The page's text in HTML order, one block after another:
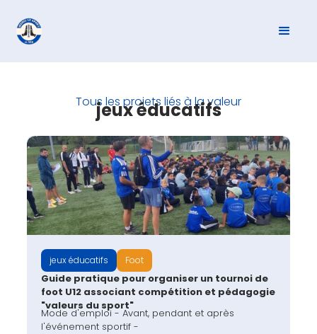
Tous les projets liés à la valeur
jeux éducatifs
jeux éducatifs Foot
Guide pratique pour organiser un tournoi de
foot U12 associant compétition et pédagogie
"valeurs du sport"
Mode d'emploi - Avant, pendant et après
l'événement sportif -